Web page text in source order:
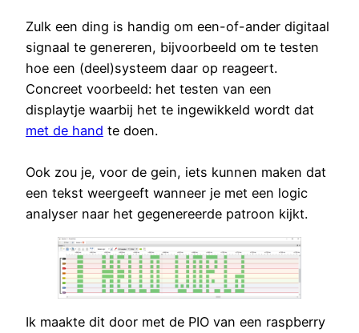
Zulk een ding is handig om een-of-ander digitaal
signaal te genereren, bijvoorbeeld om te testen
hoe een (deel)systeem daar op reageert.
Concreet voorbeeld: het testen van een
displaytje waarbij het te ingewikkeld wordt dat
met de hand te doen.
Ook zou je, voor de gein, iets kunnen maken dat
een tekst weergeeft wanneer je met een logic
analyser naar het gegenereerde patroon kijkt.
Ik maakte dit door met de PIO van een raspberry